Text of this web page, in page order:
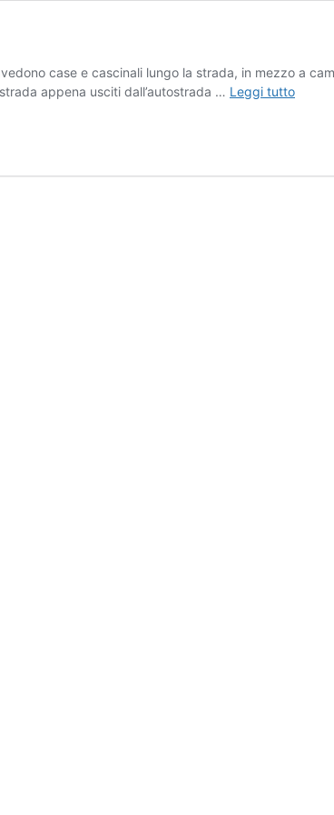
case e cascinali lungo la strada, in mezzo a
appena usciti dall’autostrada … Leggi tuttoDiario